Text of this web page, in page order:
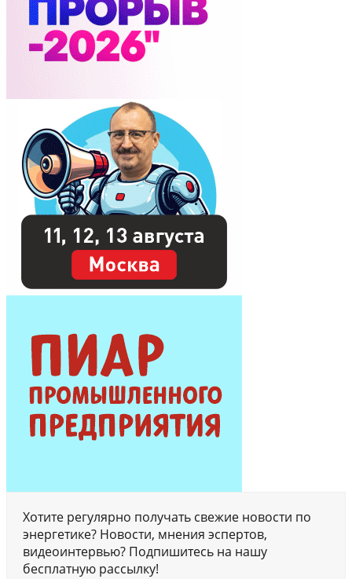
Хотите регулярно получать свежие новости по
энергетике? Новости, мнения эспертов,
видеоинтервью? Подпишитесь на нашу
бесплатную рассылку!